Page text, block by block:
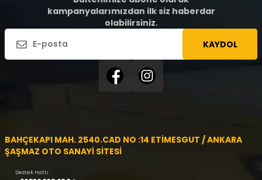
kampanyalarımızdan ilk siz haberdar
olabilirsiniz.
KAYDOL
BAHÇEKAPI MAH. 2540.CAD NO :14 ETİMESGUT / ANKARA
ŞAŞMAZ OTO SANAYİ SİTESİ
Destek Hattı